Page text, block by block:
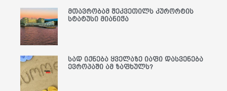
მთავრობამ შეკვეთილს კურორტის
სტატუსი მიანიჭა
სად იქნება ყველაზე იაფი დასვენება
ევროპაში ამ ზაფხულს?